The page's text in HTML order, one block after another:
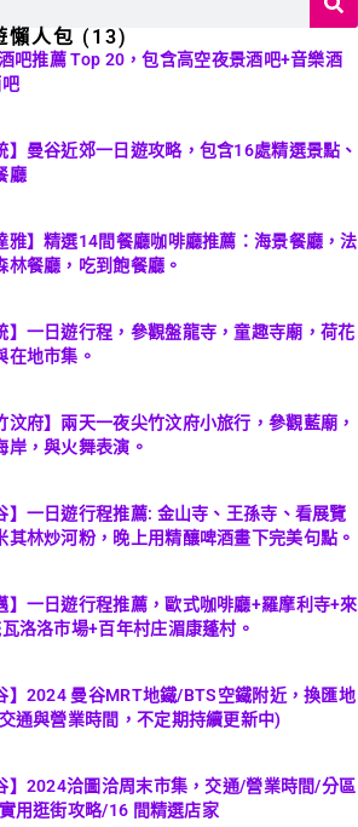
懶人包 (13)
吧推薦 Top 20，包含高空夜景酒吧+音樂酒
】曼谷近郊一日遊攻略，包含16處精選景點、
廳
雅】精選14間餐廳咖啡廳推薦：海景餐廳，法
林餐廳，吃到飽餐廳。
】一日遊行程，參觀盤龍寺，童趣寺廟，荷花
在地市集。
汶府】兩天一夜尖竹汶府小旅行，參觀藍廟，
岸，與火舞表演。
】一日遊行程推薦: 金山寺、王孫寺、看展覽
其林炒河粉，晚上用精釀啤酒畫下完美句點。
】一日遊行程推薦，歐式咖啡廳+羅摩利寺+來
洛洛市場+百年村庄湄康蓬村。
】2024 曼谷MRT地鐵/BTS空鐵附近，換匯地
通與營業時間，不定期持續更新中)
】2024洽圖洽周末市集，交通/營業時間/分區
用逛街攻略/16 間精選店家